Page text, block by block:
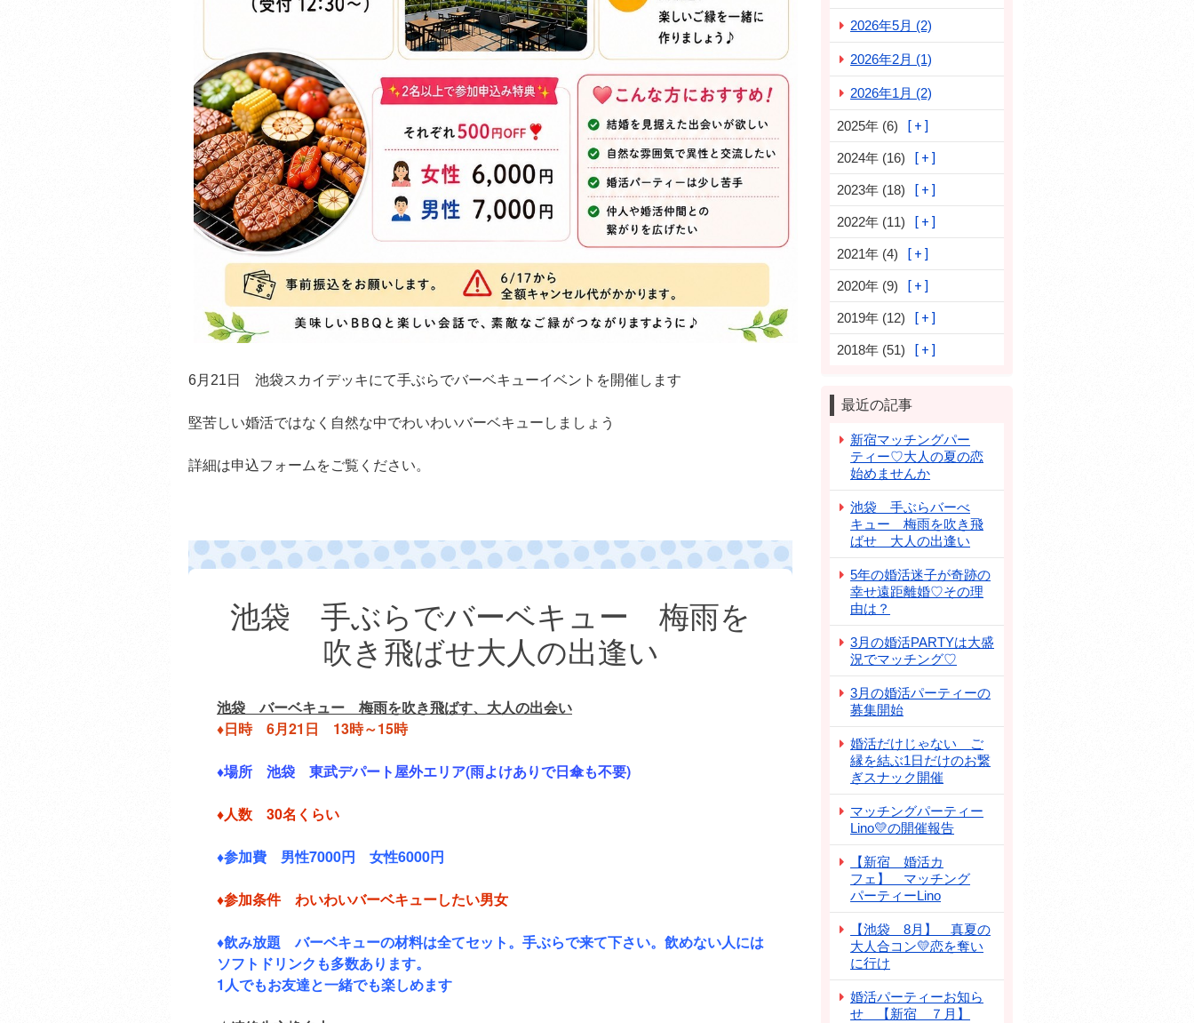
6月21日 池袋スカイデッキにて手ぶらでバーベキューイベントを開催します
堅苦しい婚活ではなく自然な中でわいわいバーベキューしましょう
詳細は申込フォームをご覧ください。
2026年5月 (2)
2026年2月 (1)
2026年1月 (2)
2025年 (6)
2024年 (16)
2023年 (18)
2022年 (11)
2021年 (4)
2020年 (9)
2019年 (12)
2018年 (51)
最近の記事
新宿マッチングパー
ティー♡大人の夏の恋
始めませんか
池袋 手ぶらバーべ
キュー 梅雨を吹き飛
ばせ 大人の出逢い
5年の婚活迷子が奇跡の
幸せ遠距離婚♡その理
由は？
3月の婚活PARTYは大盛
況でマッチング♡
3月の婚活パーティーの
募集開始
婚活だけじゃない ご
縁を結ぶ1日だけのお繋
ぎスナック開催
マッチングパーティー
Lino💛の開催報告
【新宿 婚活カ
フェ】 マッチング
パーティーLino
【池袋 8月】 真夏の
大人合コン💛恋を奪い
に行け
婚活パーティーお知ら
せ 【新宿 ７月】